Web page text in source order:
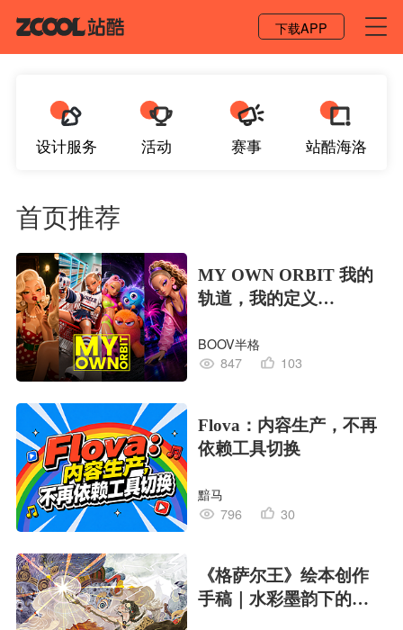
下载APP
设计服务 活动 赛事 站酷海洛
首页推荐
MY OWN ORBIT 我的
轨道，我的定义
对
BOOV半格
847
103
Flova：内容生产，不再
依赖工具切换
黯马
796
30
《格萨尔王》绘本创作
手稿｜水彩墨韵下的史